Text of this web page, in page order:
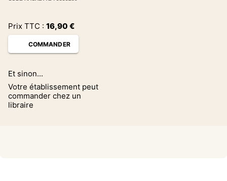
Prix TTC : 16,90 €
COMMANDER
Et sinon...
Votre établissement peut
commander chez un
libraire